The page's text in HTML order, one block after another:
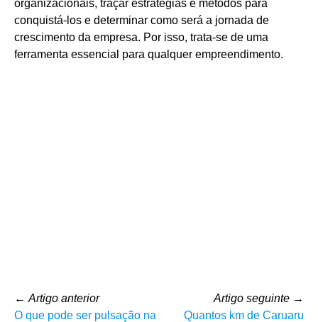
organizacionais, traçar estratégias e métodos para
conquistá-los e determinar como será a jornada de
crescimento da empresa. Por isso, trata-se de uma
ferramenta essencial para qualquer empreendimento.
← Artigo anterior
O que pode ser pulsação na
Artigo seguinte →
Quantos km de Caruaru